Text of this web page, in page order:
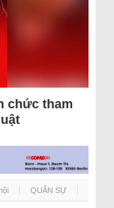
chức tham
QUÂN SỰ